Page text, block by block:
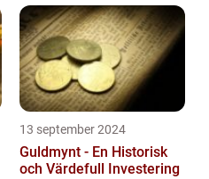
13 september 2024
Guldmynt - En Historisk
och Värdefull Investering